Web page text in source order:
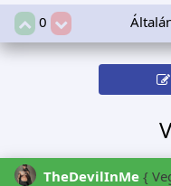
0
TheDevilInMe {